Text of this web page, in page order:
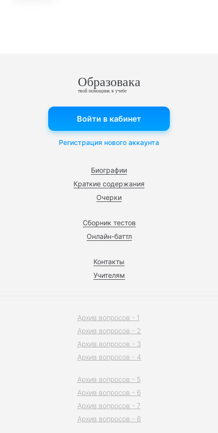
Образовака
твой помощник в учебе
Биографии
Краткие содержания
Очерки
Сборник тестов
Онлайн-баттл
Контакты
Учителям
Войти в кабинет
Регистрация нового аккаунта
Архив вопросов - 1
Архив вопросов - 2
Архив вопросов - 3
Архив вопросов - 4
Архив вопросов - 5
Архив вопросов - 6
Архив вопросов - 7
Архив вопросов - 8